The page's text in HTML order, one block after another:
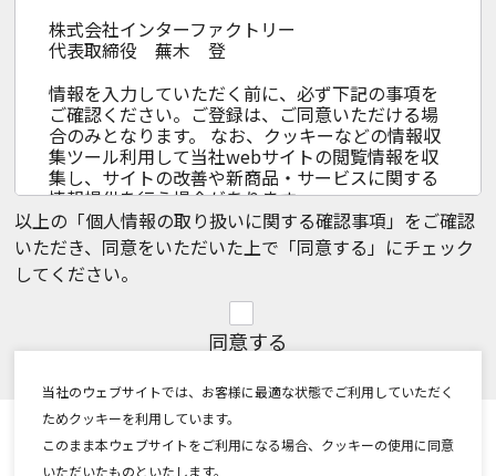
株式会社インターファクトリー
代表取締役 蕪木 登
情報を入力していただく前に、必ず下記の事項を
ご確認ください。ご登録は、ご同意いただける場
合のみとなります。 なお、クッキーなどの情報収
集ツール利用して当社webサイトの閲覧情報を収
集し、サイトの改善や新商品・サービスに関する
情報提供を行う場合があります。
１. 利用目的
当社サービスの提供に伴う各種データの移
行・運用および関連する付帯事業の遂行
eコマース事業における商品の発送、関連する
アフターサービス、新商品・サービスに関す
る情報のお知らせ
事業活動への問い合わせ対応
取得した閲覧履歴や購買履歴等の情報を分析
以上の「個人情報の取り扱いに関する確認事項」をご確認
いただき、同意をいただいた上で「同意する」にチェック
してください。
同意する
当社のウェブサイトでは、お客様に最適な状態でご利用していただく
ためクッキーを利用しています。
このまま本ウェブサイトをご利用になる場合、クッキーの使用に同意
いただいたものといたします。